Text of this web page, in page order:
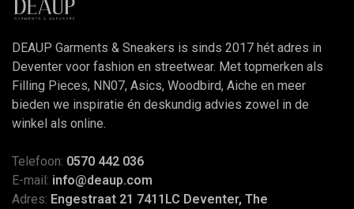
DEAUP Garments & Sneakers is sinds 2017 hét adres in
Deventer voor fashion en streetwear. Met topmerken als
Filling Pieces, NN07, Asics, Woodbird, Aiche en meer
bieden we inspiratie én deskundig advies zowel in de
winkel als online.
Telefoon: 0570 442 036
E-mail: info@deaup.com
Adres: Engestraat 21 7411LC Deventer, The